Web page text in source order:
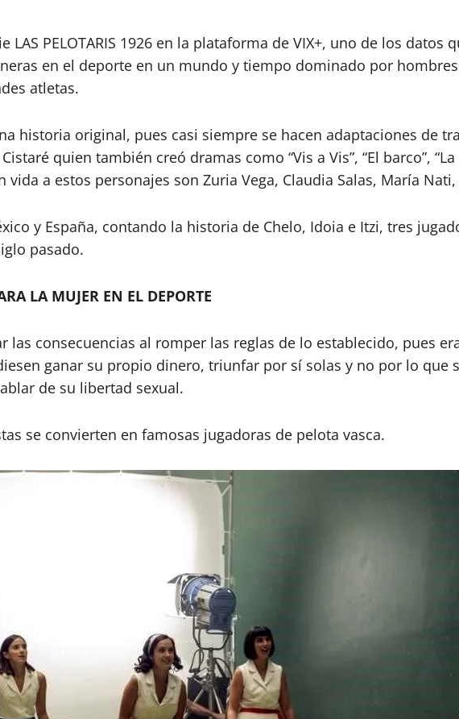
LAS PELOTARIS 1926 en la plataforma de VIX+, uno de los
en el deporte en un mundo y tiempo dominado por
atletas.
historia original, pues casi siempre se hacen adaptaciones de
quien también creó dramas como “Vis a Vis”, “El barco”,
vida a estos personajes son Zuria Vega, Claudia Salas, María
y España, contando la historia de Chelo, Idoia e Itzi, tres
pasado.
LA MUJER EN EL DEPORTE
las consecuencias al romper las reglas de lo establecido, pues
ganar su propio dinero, triunfar por sí solas y no por lo que
de su libertad sexual.
se convierten en famosas jugadoras de pelota vasca.